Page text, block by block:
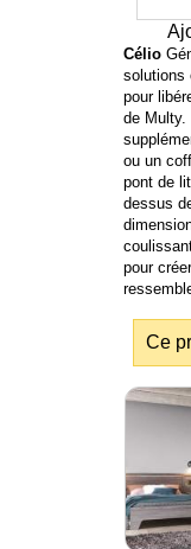
Célio
solutions
pour
de Multy.
ou un
pont de
dessus
pour
Ce